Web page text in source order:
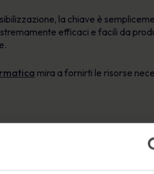
la chiave è
efficaci e facili da
mira a fornirti le risorse
spesso l’anello più debole
della sicurezza che hanno